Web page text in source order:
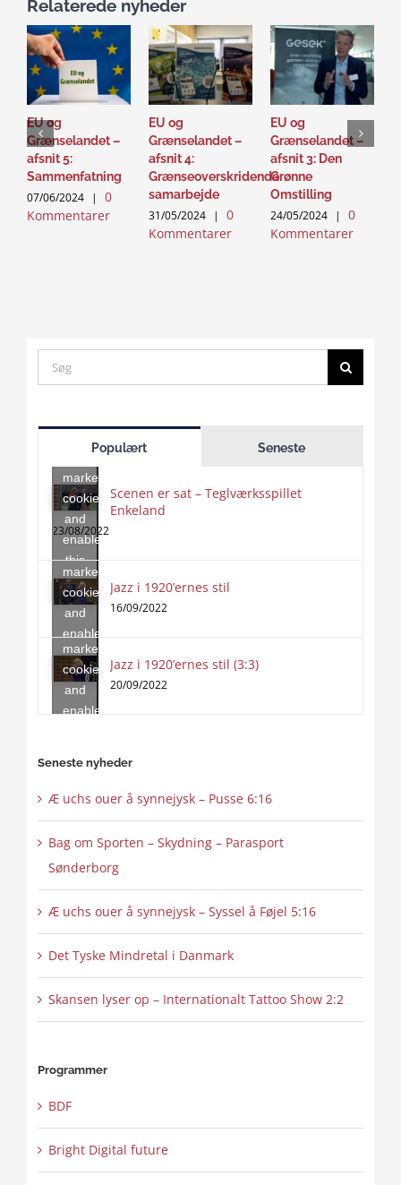
Relaterede nyheder
EU og
Grænselandet –
afsnit 5:
Sammenfatning
07/06/2024 |
0
Kommentarer
EU og
Grænselandet –
afsnit 4:
Grænseoverskridende
samarbejde
31/05/2024 |
0
Kommentarer
EU og
Grænselandet –
afsnit 3: Den
Grønne
Omstilling
24/05/2024 |
0
Kommentarer
Search
for:
Populært Seneste
accept
marketing
cookies
and
enable
this
content
Scenen er sat – Teglværksspillet
Enkeland
23/08/2022
Click
to
marketing
cookies
and
enable
this
content
Jazz i 1920’ernes stil
16/09/2022
Click
to
accept
marketing
cookies
and
enable
Jazz i 1920’ernes stil (3:3)
20/09/2022
Seneste nyheder
Æ uchs ouer å synnejysk – Pusse 6:16
Bag om Sporten – Skydning – Parasport
Sønderborg
Æ uchs ouer å synnejysk – Syssel å Føjel 5:16
Det Tyske Mindretal i Danmark
Skansen lyser op – Internationalt Tattoo Show 2:2
Programmer
BDF
Bright Digital future